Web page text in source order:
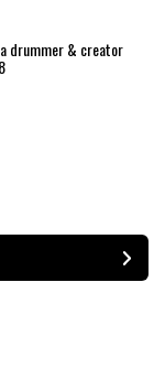
drummer & creator